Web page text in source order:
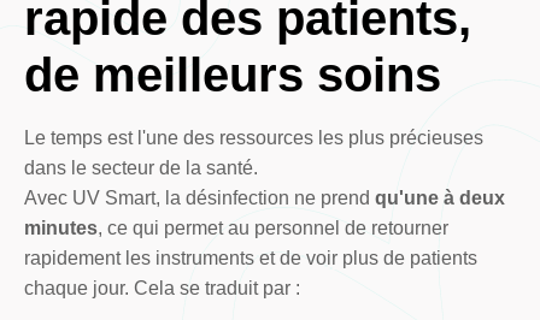
rapide des patients,
de meilleurs soins
Le temps est l'une des ressources les plus précieuses
dans le secteur de la santé.
Avec UV Smart, la désinfection ne prend qu'une à deux
minutes, ce qui permet au personnel de retourner
rapidement les instruments et de voir plus de patients
chaque jour. Cela se traduit par :